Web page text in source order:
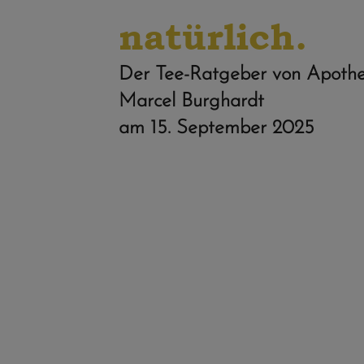
natürlich.
Der Tee-Ratgeber von
Marcel Burghardt
am 15. September 2025